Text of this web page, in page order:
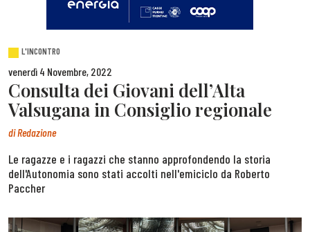
L'INCONTRO
venerdì 4 Novembre, 2022
Consulta dei Giovani dell’Alta
Valsugana in Consiglio regionale
diRedazione
Le ragazze e i ragazzi che stanno approfondendo la storia
dell'Autonomia sono stati accolti nell'emiciclo da Roberto
Paccher